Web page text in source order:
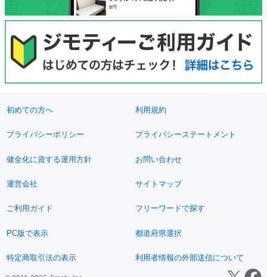
初めての方へ 利用規約
プライバシーポリシー プライバシーステートメント
健全化に資する運用方針 お問い合わせ
運営会社 サイトマップ
ご利用ガイド フリーワードで探す
PC版で表示 都道府県選択
特定商取引法の表示 利用者情報の外部送信について